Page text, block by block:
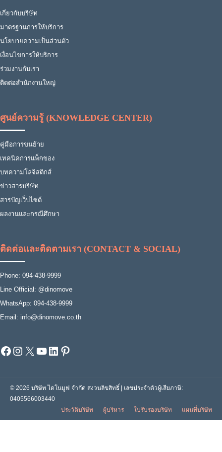
เกี่ยวกับบริษัท
มาตรฐานการให้บริการ
นโยบายความเป็นส่วนตัว
เงื่อนไขการให้บริการ
ร่วมงานกับเรา
ติดต่อสำนักงานใหญ่
ศูนย์ความรู้ (KNOWLEDGE CENTER)
คู่มือการขนย้าย
เทคนิคการแพ็กของ
บทความโลจิสติกส์
ข่าวสารบริษัท
สารบัญเว็บไซต์
ผลงานและกรณีศึกษา
ติดต่อและติดตามเรา (CONTACT & SOCIAL)
Phone: 094-438-9999
Line Official: @dinomove
WhatsApp: 094-438-9999
Email: info@dinomove.co.th
Facebook
Instagram
X YouTube
LinkedIn
Pinterest
© 2026 บริษัท ไดโนมูฟ จำกัด สงวนลิขสิทธิ์ | เลขประจำตัวผู้เสียภาษี:
0405566003440
ประวัติบริษัท
ผู้บริหาร ใบรับรองบริษัท แผนที่บริษัท